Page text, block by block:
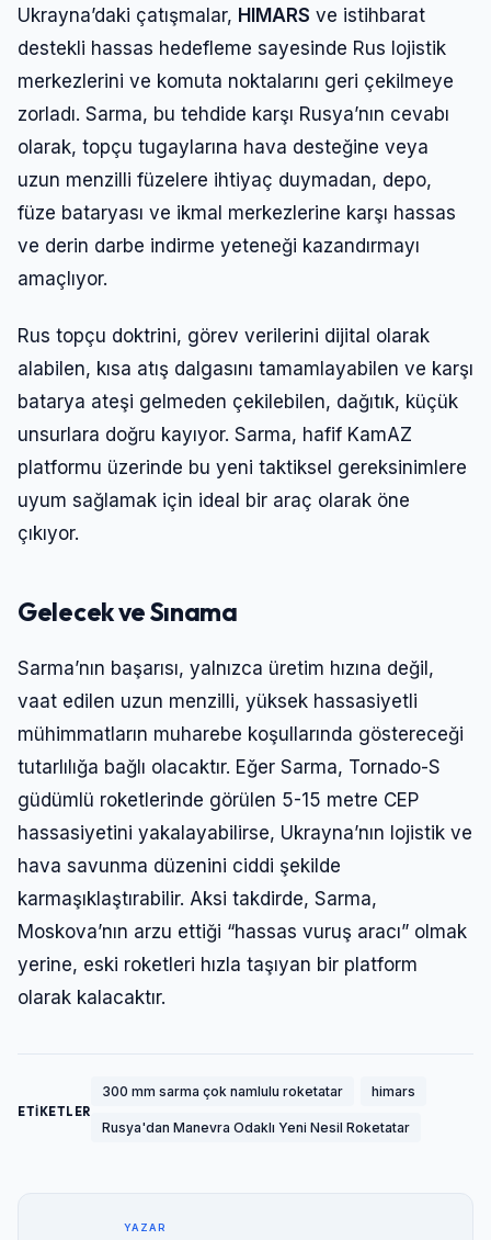
Ukrayna’daki çatışmalar, HIMARS ve istihbarat
destekli hassas hedefleme sayesinde Rus lojistik
merkezlerini ve komuta noktalarını geri çekilmeye
zorladı. Sarma, bu tehdide karşı Rusya’nın cevabı
olarak, topçu tugaylarına hava desteğine veya
uzun menzilli füzelere ihtiyaç duymadan, depo,
füze bataryası ve ikmal merkezlerine karşı hassas
ve derin darbe indirme yeteneği kazandırmayı
amaçlıyor.
Rus topçu doktrini, görev verilerini dijital olarak
alabilen, kısa atış dalgasını tamamlayabilen ve karşı
batarya ateşi gelmeden çekilebilen, dağıtık, küçük
unsurlara doğru kayıyor. Sarma, hafif KamAZ
platformu üzerinde bu yeni taktiksel gereksinimlere
uyum sağlamak için ideal bir araç olarak öne
çıkıyor.
Gelecek ve Sınama
Sarma’nın başarısı, yalnızca üretim hızına değil,
vaat edilen uzun menzilli, yüksek hassasiyetli
mühimmatların muharebe koşullarında göstereceği
tutarlılığa bağlı olacaktır. Eğer Sarma, Tornado-S
güdümlü roketlerinde görülen 5-15 metre CEP
hassasiyetini yakalayabilirse, Ukrayna’nın lojistik ve
hava savunma düzenini ciddi şekilde
karmaşıklaştırabilir. Aksi takdirde, Sarma,
Moskova’nın arzu ettiği “hassas vuruş aracı” olmak
yerine, eski roketleri hızla taşıyan bir platform
olarak kalacaktır.
ETİKETLER
300 mm sarma çok namlulu roketatar himars
Rusya'dan Manevra Odaklı Yeni Nesil Roketatar
YAZAR